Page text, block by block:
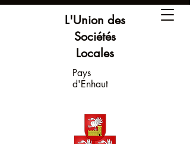
L'Union des
Sociétés
Locales
Pays
d'Enhaut